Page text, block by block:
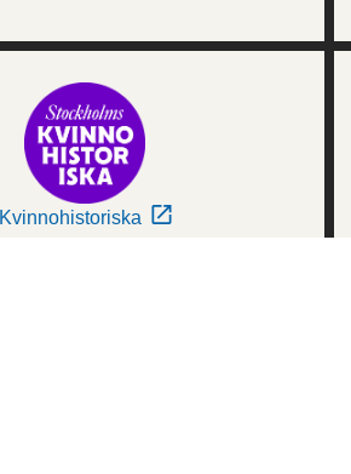
Kvinnohistoriska